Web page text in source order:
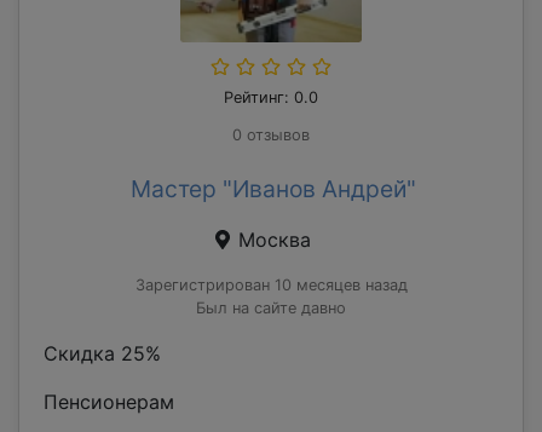
Рейтинг: 0.0
0 отзывов
Мастер "Иванов Андрей"
Москва
Зарегистрирован 10 месяцев назад
Был на сайте давно
Скидка 25%
Пенсионерам